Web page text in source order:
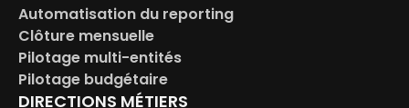
Automatisation du reporting
Clôture mensuelle
Pilotage multi-entités
Pilotage budgétaire
DIRECTIONS MÉTIERS